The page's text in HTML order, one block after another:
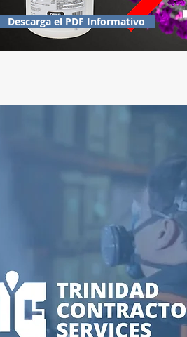
Descarga el PDF Informativo